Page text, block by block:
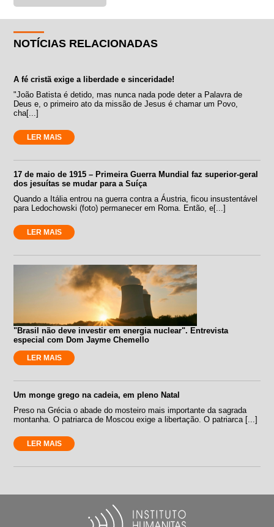
NOTÍCIAS RELACIONADAS
A fé cristã exige a liberdade e sinceridade!
"João Batista é detido, mas nunca nada pode deter a Palavra de
Deus e, o primeiro ato da missão de Jesus é chamar um Povo,
cha[...]
LER MAIS
17 de maio de 1915 – Primeira Guerra Mundial faz superior-geral
dos jesuítas se mudar para a Suíça
Quando a Itália entrou na guerra contra a Áustria, ficou insustentável
para Ledochowski (foto) permanecer em Roma. Então, e[...]
LER MAIS
"Brasil não deve investir em energia nuclear". Entrevista
especial com Dom Jayme Chemello
LER MAIS
Um monge grego na cadeia, em pleno Natal
Preso na Grécia o abade do mosteiro mais importante da sagrada
montanha. O patriarca de Moscou exige a libertação. O patriarca [...]
LER MAIS